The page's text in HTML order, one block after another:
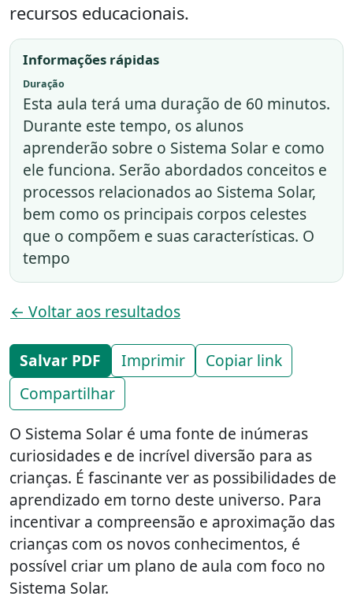
recursos educacionais.
Informações rápidas
Duração
Esta aula terá uma duração de 60 minutos.
Durante este tempo, os alunos
aprenderão sobre o Sistema Solar e como
ele funciona. Serão abordados conceitos e
processos relacionados ao Sistema Solar,
bem como os principais corpos celestes
que o compõem e suas características. O
tempo
← Voltar aos resultados
Salvar PDF Imprimir
Copiar link
Compartilhar
O Sistema Solar é uma fonte de inúmeras
curiosidades e de incrível diversão para as
crianças. É fascinante ver as possibilidades de
aprendizado em torno deste universo. Para
incentivar a compreensão e aproximação das
crianças com os novos conhecimentos, é
possível criar um plano de aula com foco no
Sistema Solar.